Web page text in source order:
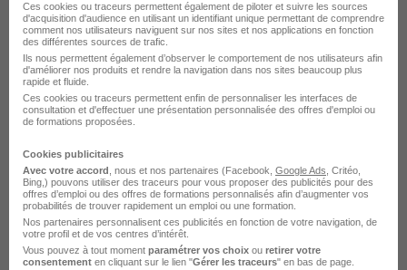
Collaborateur Comptable H/F
Nextep HR
Meung-sur-Loire - 45
Voir l’offre
Ces cookies ou traceurs permettent également de piloter et suivre les sources
d'acquisition d'audience en utilisant un identifiant unique permettant de comprendre
comment nos utilisateurs naviguent sur nos sites et nos applications en fonction
des différentes sources de trafic.
Ils nous permettent également d’observer le comportement de nos utilisateurs afin
d'améliorer nos produits et rendre la navigation dans nos sites beaucoup plus
rapide et fluide.
Ces cookies ou traceurs permettent enfin de personnaliser les interfaces de
consultation et d'effectuer une présentation personnalisée des offres d'emploi ou
de formations proposées.
Cookies publicitaires
Avec votre accord , nous et nos partenaires (Facebook, Google Ads , Critéo,
Bing,) pouvons utiliser des traceurs pour vous proposer des publicités pour des
offres d’emploi ou des offres de formations personnalisés afin d’augmenter vos
probabilités de trouver rapidement un emploi ou une formation.
Nos partenaires personnalisent ces publicités en fonction de votre navigation, de
votre profil et de vos centres d’intérêt.
Vous pouvez à tout moment paramétrer vos choix ou retirer votre
consentement en cliquant sur le lien "Gérer les traceurs" en bas de page.